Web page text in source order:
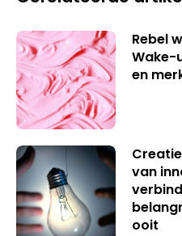
Rebel
Wake-
en
van
ooit